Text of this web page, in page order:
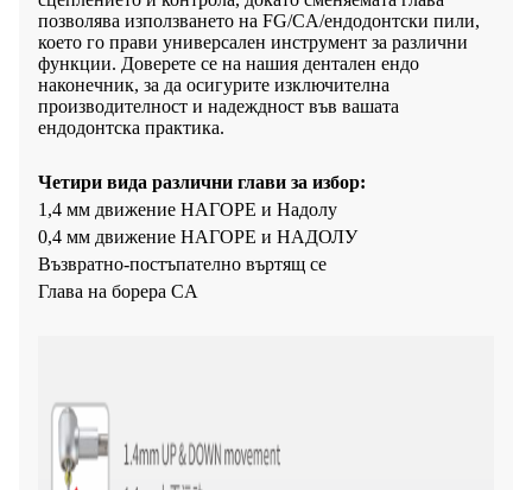
позволява използването на FG/CA/ендодонтски пили,
което го прави универсален инструмент за различни
функции. Доверете се на нашия дентален ендо
наконечник, за да осигурите изключителна
производителност и надеждност във вашата
ендодонтска практика.
Четири вида различни глави за избор:
1,4 мм движение НАГОРЕ и Надолу
0,4 мм движение НАГОРЕ и НАДОЛУ
Възвратно-постъпателно въртящ се
Глава на борера CA